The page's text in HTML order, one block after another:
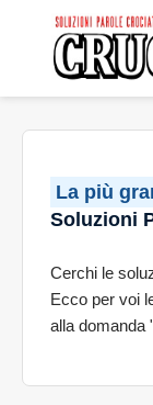
La più
Soluzioni
Cerchi le
Ecco per voi
alla domanda